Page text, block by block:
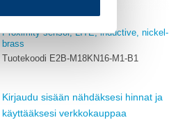
Proximity sensor, LITE, inductive, nickel-
brass
Tuotekoodi E2B-M18KN16-M1-B1
Kirjaudu sisään nähdäksesi hinnat ja
käyttääksesi verkkokauppaa